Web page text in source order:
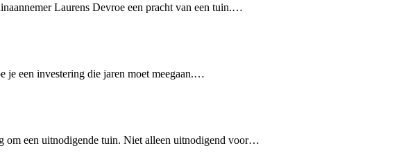
Laurens Devroe een pracht van een tuin.…
je een investering die jaren moet meegaan.…
om een uitnodigende tuin. Niet alleen uitnodigend voor…